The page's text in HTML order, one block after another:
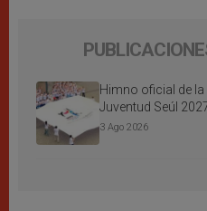
Himno oficial de
Juventud Seúl
3 Ago 2026